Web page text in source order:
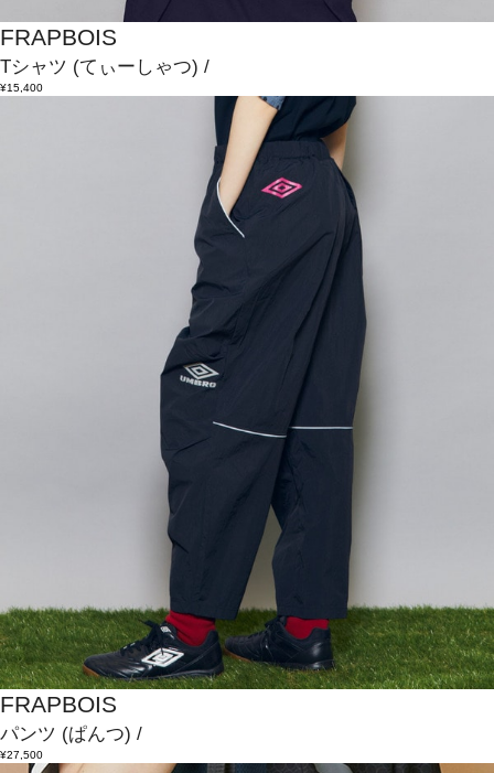
FRAPBOIS
Tシャツ (てぃーしゃつ) /
¥15,400
FRAPBOIS
パンツ (ぱんつ) /
¥27,500